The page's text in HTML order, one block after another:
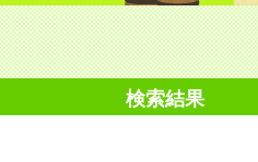
検索結果